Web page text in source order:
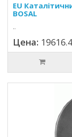
EU
BOSAL
..
Цена: